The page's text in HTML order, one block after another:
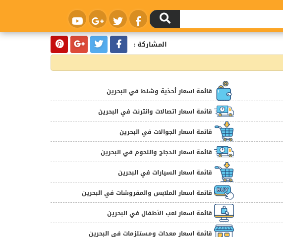
المشاركة :
قائمة اسعار أحذية وشنط في البحرين
قائمة اسعار اتصالات وانترنت في البحرين
قائمة اسعار الجوالات في البحرين
قائمة اسعار الدجاج واللحوم في البحرين
قائمة اسعار السيارات في البحرين
قائمة اسعار الملابس والمفروشات في البحرين
قائمة اسعار لعب الأطفال في البحرين
قائمة اسعار معدات ومستلزمات في البحرين